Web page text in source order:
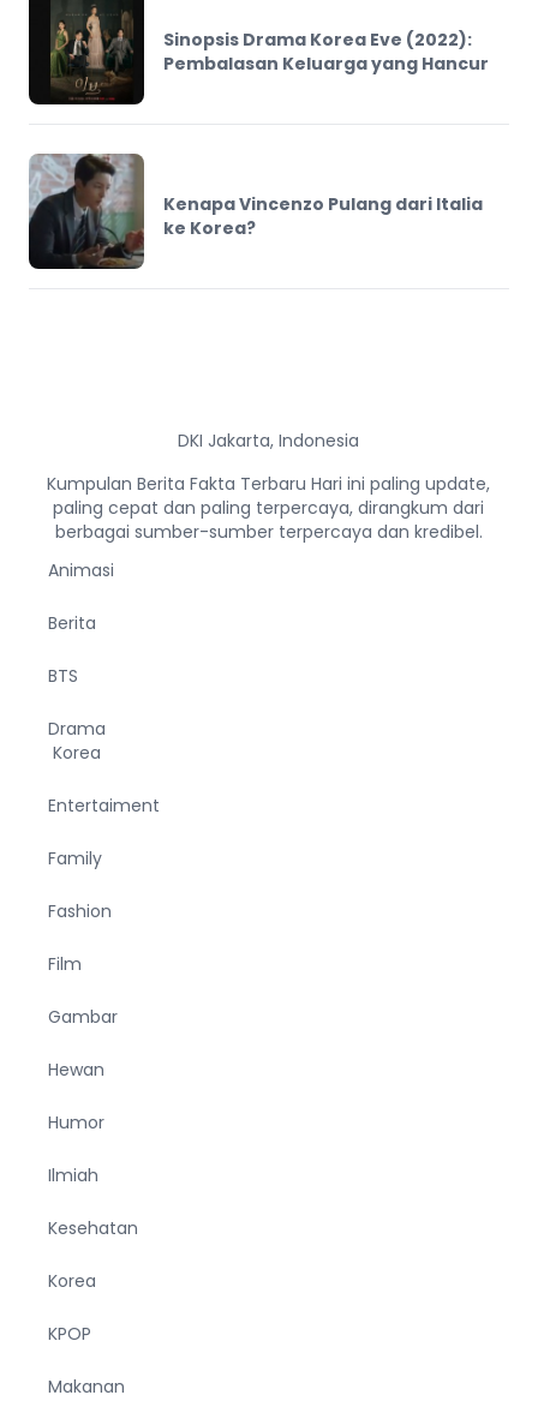
Sinopsis Drama Korea Eve (2022):
Pembalasan Keluarga yang Hancur
Kenapa Vincenzo Pulang dari Italia
ke Korea?
DKI Jakarta, Indonesia
Kumpulan Berita Fakta Terbaru Hari ini paling update,
paling cepat dan paling terpercaya, dirangkum dari
berbagai sumber-sumber terpercaya dan kredibel.
Animasi
Berita
BTS
Drama
Korea
Entertaiment
Family
Fashion
Film
Gambar
Hewan
Humor
Ilmiah
Kesehatan
Korea
KPOP
Makanan